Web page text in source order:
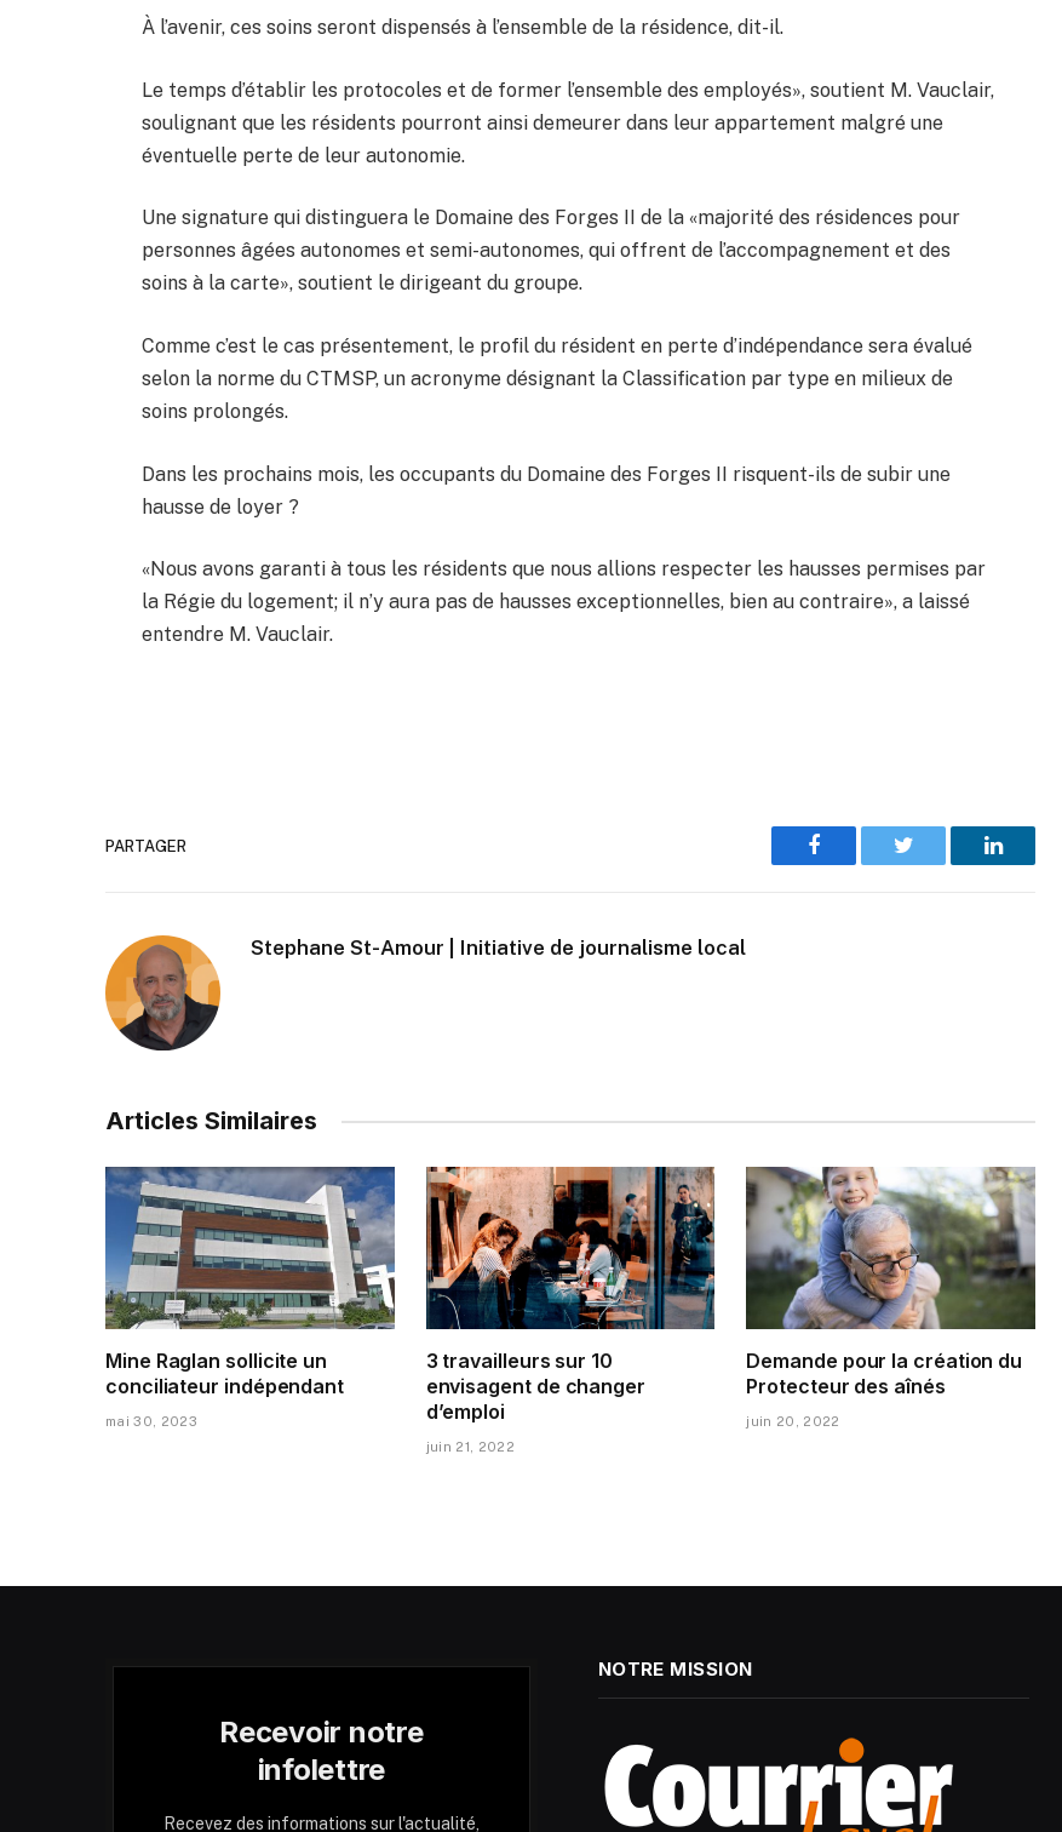
À l’avenir, ces soins seront dispensés à l’ensemble de la résidence, dit-il.
Le temps d’établir les protocoles et de former l’ensemble des employés», soutient M. Vauclair,
soulignant que les résidents pourront ainsi demeurer dans leur appartement malgré une
éventuelle perte de leur autonomie.
Une signature qui distinguera le Domaine des Forges II de la «majorité des résidences pour
personnes âgées autonomes et semi-autonomes, qui offrent de l’accompagnement et des
soins à la carte», soutient le dirigeant du groupe.
Comme c’est le cas présentement, le profil du résident en perte d’indépendance sera évalué
selon la norme du CTMSP, un acronyme désignant la Classification par type en milieux de
soins prolongés.
Dans les prochains mois, les occupants du Domaine des Forges II risquent-ils de subir une
hausse de loyer ?
«Nous avons garanti à tous les résidents que nous allions respecter les hausses permises par
la Régie du logement; il n’y aura pas de hausses exceptionnelles, bien au contraire», a laissé
entendre M. Vauclair.
PARTAGER
Facebook Twitter LinkedIn
Stephane St-Amour | Initiative de journalisme local
Articles Similaires
Mine Raglan sollicite un
conciliateur indépendant
mai 30, 2023
3 travailleurs sur 10
envisagent de changer
d’emploi
juin 21, 2022
Demande pour la création du
Protecteur des aînés
juin 20, 2022
Recevoir notre
infolettre
Recevez des informations sur l'actualité,
NOTRE MISSION